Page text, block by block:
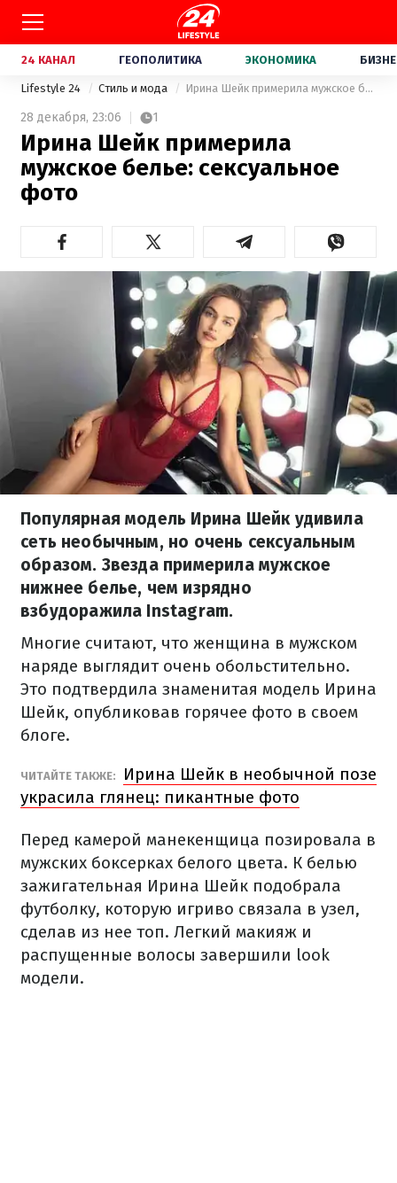
24 КАНАЛ ГЕОПОЛИТИКА ЭКОНОМИКА
Lifestyle 24 Стиль и мода Ирина Шейк примерила мужское белье: сексуальное фото
28 декабря, 23:06 1
Ирина Шейк примерила
мужское белье: сексуальное
фото
Популярная модель Ирина Шейк удивила
сеть необычным, но очень сексуальным
образом. Звезда примерила мужское
нижнее белье, чем изрядно
взбудоражила Instagram.
Многие считают, что женщина в мужском
наряде выглядит очень обольстительно.
Это подтвердила знаменитая модель Ирина
Шейк, опубликовав горячее фото в своем
блоге.
ЧИТАЙТЕ ТАКЖЕ:
Ирина Шейк в необычной позе
украсила глянец: пикантные фото
Перед камерой манекенщица позировала в
мужских боксерках белого цвета. К белью
зажигательная Ирина Шейк подобрала
футболку, которую игриво связала в узел,
сделав из нее топ. Легкий макияж и
распущенные волосы завершили look
модели.